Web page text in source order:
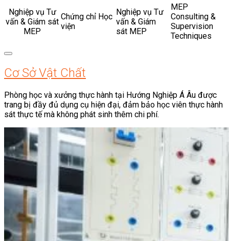
Nghiệp vụ Tư
vấn & Giám sát
MEP
Chứng chỉ Học
viện
Nghiệp vụ Tư
vấn & Giám
sát MEP
MEP
Consulting &
Supervision
Techniques
Cơ Sở Vật Chất
Phòng học và xưởng thực hành tại Hướng Nghiệp Á Âu được
trang bị đầy đủ dụng cụ hiện đại, đảm bảo học viên thực hành
sát thực tế mà không phát sinh thêm chi phí.